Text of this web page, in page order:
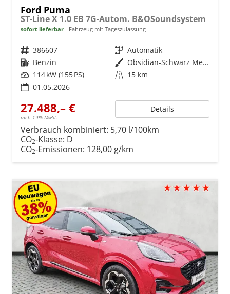
Ford Puma
ST-Line X 1.0 EB 7G-Autom. B&OSoundsystem
sofort lieferbar Fahrzeug mit Tageszulassung
Fahrzeugnr. 386607 Getriebe Automatik
Kraftstoff Benzin Außenfarbe
Obsidian-Schwarz Metallic
Leistung 114 kW (155 PS) Kilometerstand 15 km
01.05.2026
27.488,– €
incl. 19% MwSt.
Details
Verbrauch kombiniert: 5,70 l/100km
CO2-Klasse: D
CO2-Emissionen: 128,00 g/km